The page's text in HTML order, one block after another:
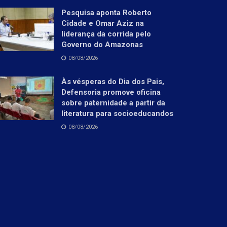
Pesquisa aponta Roberto
Cidade e Omar Aziz na
liderança da corrida pelo
Governo do Amazonas
08/08/2026
Às vésperas do Dia dos Pais,
Defensoria promove oficina
sobre paternidade a partir da
literatura para socioeducandos
08/08/2026